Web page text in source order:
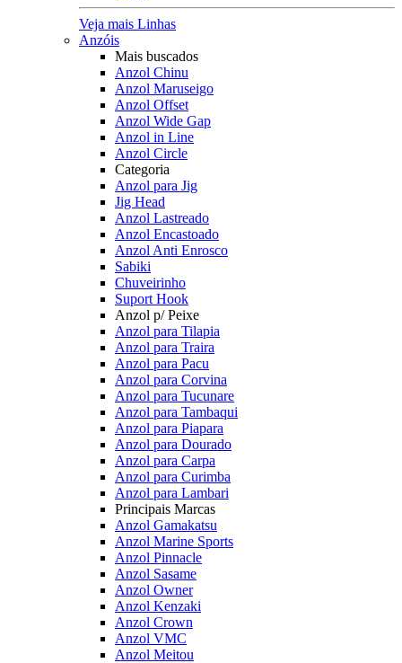
Veja mais Linhas
Anzóis
Mais buscados
Anzol Chinu
Anzol Maruseigo
Anzol Offset
Anzol Wide Gap
Anzol in Line
Anzol Circle
Categoria
Anzol para Jig
Jig Head
Anzol Lastreado
Anzol Encastoado
Anzol Anti Enrosco
Sabiki
Chuveirinho
Suport Hook
Anzol p/ Peixe
Anzol para Tilapia
Anzol para Traira
Anzol para Pacu
Anzol para Corvina
Anzol para Tucunare
Anzol para Tambaqui
Anzol para Piapara
Anzol para Dourado
Anzol para Carpa
Anzol para Curimba
Anzol para Lambari
Principais Marcas
Anzol Gamakatsu
Anzol Marine Sports
Anzol Pinnacle
Anzol Sasame
Anzol Owner
Anzol Kenzaki
Anzol Crown
Anzol VMC
Anzol Meitou